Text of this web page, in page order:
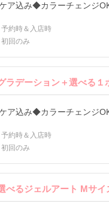
ア込み◆カラーチェンジ
約時＆入店時
回のみ
デーション＋選べる１
ア込み◆カラーチェンジ
約時＆入店時
回のみ
るジェルアート Mサイ